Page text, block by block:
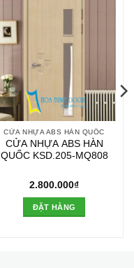
CỬA NHỰA ABS HÀN QUỐC
CỬA NHỰA ABS HÀN
QUỐC KSD.205-MQ808
2.800.000₫
ĐẶT HÀNG